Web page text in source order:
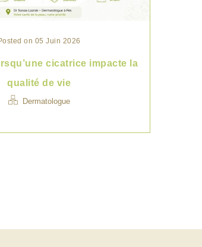
on 05 Juin 2026
cicatrice impacte la
qualité de vie
Dermatologue